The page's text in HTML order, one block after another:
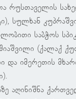
რუსთაველის
სულხან
საბჭოს
(ქალაქ
და იმერეთის
აღინიშნა